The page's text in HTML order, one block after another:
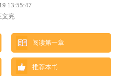
13:55:47
文完
阅读第一章
推荐本书